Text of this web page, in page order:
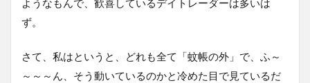
ようなもんで、歓喜しているデイトレーダーは多いは
ず。
さて、私はというと、どれも全て「蚊帳の外」で、ふ～
～～～ん、そう動いているのかと冷めた目で見ているだ